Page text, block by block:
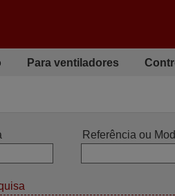
Para ventiladores
Referência ou